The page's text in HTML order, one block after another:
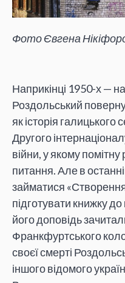
Фото Євгена
Наприкінці 1950-х —
Роздольський
як історія галицького
Другого
війни, у якому
питання. Але в
займатися
підготувати книжку до
його доповідь
Франкфуртського
своєї смерті
іншого відомого